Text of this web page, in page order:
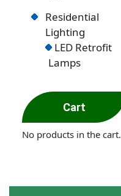
Residential
Lighting
LED Retrofit
Lamps
Cart
No products in the cart.